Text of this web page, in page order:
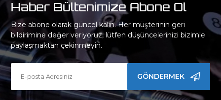
Haber Bültenimize Abone Ol
Bize abone olarak güncel kalın. Her müşterinin geri
bildirimine değer veriyoruz, lütfen düşüncelerinizi bizimle
paylaşmaktan çekinmeyin.
GÖNDERMEK